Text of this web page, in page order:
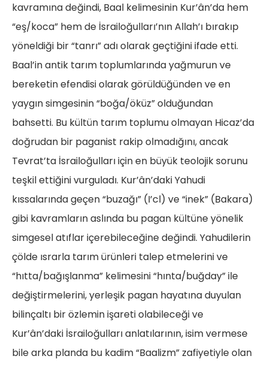
kavramına değindi, Baal kelimesinin Kur’ân’da hem
“eş/koca” hem de İsrailoğulları’nın Allah’ı bırakıp
yöneldiği bir “tanrı” adı olarak geçtiğini ifade etti.
Baal’in antik tarım toplumlarında yağmurun ve
bereketin efendisi olarak görüldüğünden ve en
yaygın simgesinin “boğa/öküz” olduğundan
bahsetti. Bu kültün tarım toplumu olmayan Hicaz’da
doğrudan bir paganist rakip olmadığını, ancak
Tevrat’ta İsrailoğulları için en büyük teolojik sorunu
teşkil ettiğini vurguladı. Kur’ân’daki Yahudi
kıssalarında geçen “buzağı” (I’cl) ve “inek” (Bakara)
gibi kavramların aslında bu pagan kültüne yönelik
simgesel atıflar içerebileceğine değindi. Yahudilerin
çölde ısrarla tarım ürünleri talep etmelerini ve
“hıtta/bağışlanma” kelimesini “hınta/buğday” ile
değiştirmelerini, yerleşik pagan hayatına duyulan
bilinçaltı bir özlemin işareti olabileceği ve
Kur’ân’daki İsrailoğulları anlatılarının, isim vermese
bile arka planda bu kadim “Baalizm” zafiyetiyle olan